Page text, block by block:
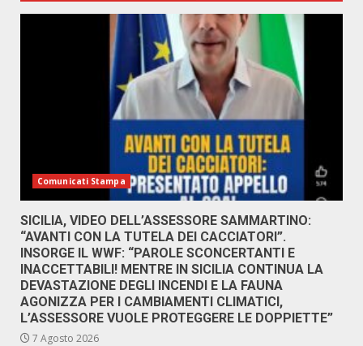
Comunicati Stampa
SICILIA, VIDEO DELL’ASSESSORE SAMMARTINO:
“AVANTI CON LA TUTELA DEI CACCIATORI”.
INSORGE IL WWF: “PAROLE SCONCERTANTI E
INACCETTABILI! MENTRE IN SICILIA CONTINUA LA
DEVASTAZIONE DEGLI INCENDI E LA FAUNA
AGONIZZA PER I CAMBIAMENTI CLIMATICI,
L’ASSESSORE VUOLE PROTEGGERE LE DOPPIETTE”
7 Agosto 2026